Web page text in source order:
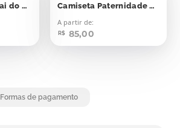
Camiseta O Mió Pai do Mundo
Camiseta Paternidade Pai Ministério
A partir de:
R$ 85,00
Formas de pagamento